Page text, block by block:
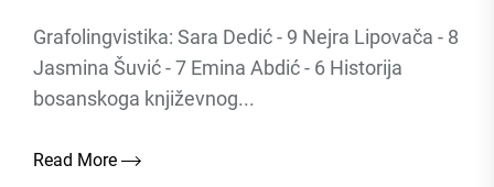
Grafolingvistika: Sara Dedić - 9 Nejra Lipovača - 8
Jasmina Šuvić - 7 Emina Abdić - 6 Historija
bosanskoga književnog...
Read More